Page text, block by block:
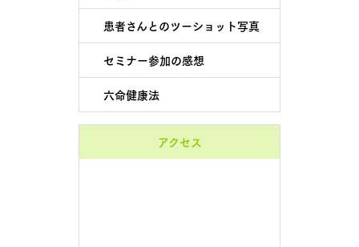
患者さんとのツーショット写真
セミナー参加の感想
六命健康法
アクセス